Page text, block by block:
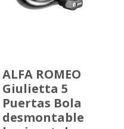
ALFA ROMEO
Giulietta 5
Puertas Bola
desmontable